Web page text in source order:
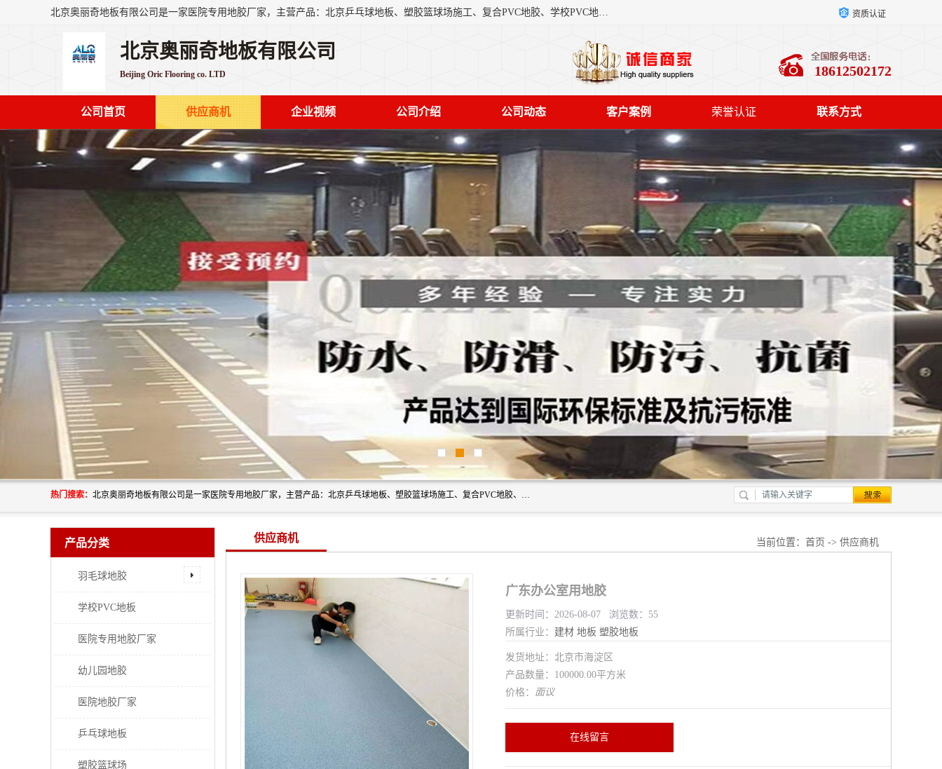
北京奥丽奇地板有限公司是一家医院专用地胶厂家，主营产品：北京乒乓球地板、塑胶篮球场施工、复合PVC地胶、学校PVC地板、幼儿园地胶等，奥丽奇是一家销售为一体PVC地板，塑胶地板为主的销售企业，公司所生产的PVC塑胶地板产品主要用于办公楼、医院、 机场、学校、幼儿园、商场、交通工具、宾馆、车站等公共场所。 资质认证
北京奥丽奇地板有限公司
Beijing Oric Flooring co. LTD 18612502172
公司首页 供应商机 企业视频 公司介绍 公司动态 客户案例 荣誉认证 联系方式
热门搜索： 北京奥丽奇地板有限公司是一家医院专用地胶厂家，主营产品：北京乒乓球地板、塑胶篮球场施工、复合PVC地胶、学校PVC地板、幼儿园地胶等，奥丽奇是一家销售为一体PVC地板，塑胶地板为主的销售企业，公司所生产的PVC塑胶地板产品主要用于办公楼、医院、 机场、学校、幼儿园、商场、交通工具、宾馆、车站等公共场所。
产品分类
羽毛球地胶
学校PVC地板
医院专用地胶厂家
幼儿园地胶
医院地胶厂家
乒乓球地板
塑胶篮球场
供应商机 当前位置： 首页 -> 供应商机
广东办公室用地胶
更新时间：2026-08-07 浏览数：55
所属行业： 建材 地板 塑胶地板
发货地址：北京市海淀区
产品数量：100000.00平方米
价格： 面议
在线留言